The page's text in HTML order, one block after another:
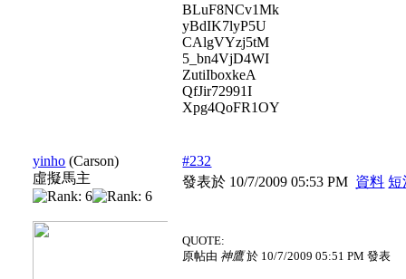
BLuF8NCv1Mk
yBdIK7lyP5U
CAlgVYzj5tM
5_bn4VjD4WI
ZutiIboxkeA
QfJir72991I
Xpg4QoFR1OY
yinho (Carson)
虛擬馬主
#232
發表於 10/7/2009 05:53 PM 資料 短
QUOTE:
原帖由 神鷹於 10/7/2009 05:51 PM 發表